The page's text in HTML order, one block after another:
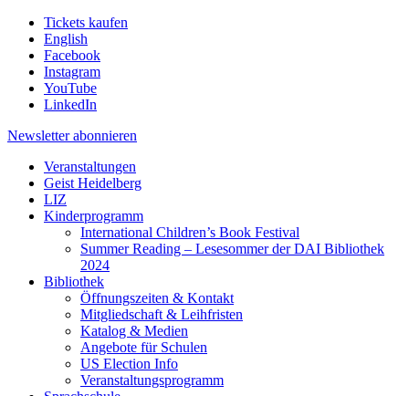
Tickets kaufen
English
Facebook
Instagram
YouTube
LinkedIn
Newsletter abonnieren
Veranstaltungen
Geist Heidelberg
LIZ
Kinderprogramm
International Children’s Book Festival
Summer Reading – Lesesommer der DAI Bibliothek
2024
Bibliothek
Öffnungszeiten & Kontakt
Mitgliedschaft & Leihfristen
Katalog & Medien
Angebote für Schulen
US Election Info
Veranstaltungsprogramm